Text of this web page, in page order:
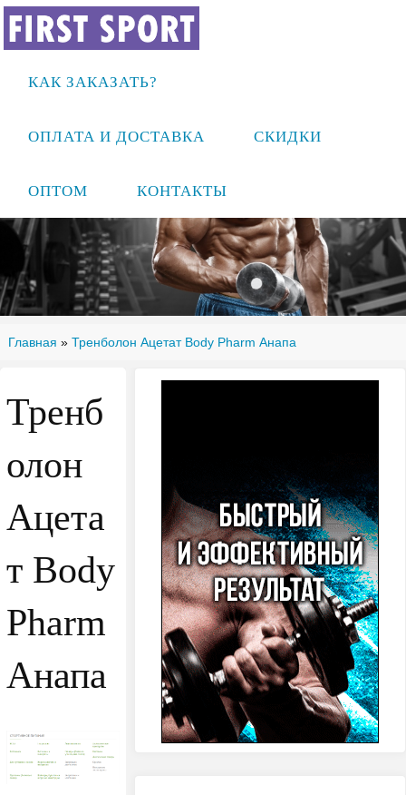
КАК ЗАКАЗАТЬ?
ОПЛАТА И ДОСТАВКА СКИДКИ
ОПТОМ КОНТАКТЫ
Главная » Тренболон Ацетат Body Pharm Анапа
Тренб
олон
Ацета
т Body
Pharm
Анапа